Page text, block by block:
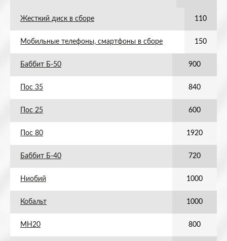
Жесткий диск в сборе 110
Мобильные телефоны, смартфоны в сборе 150
Баббит Б-50 900
Пос 35 840
Пос 25 600
Пос 80 1920
Баббит Б-40 720
Ниобий 1000
Кобальт 1000
МН20 800